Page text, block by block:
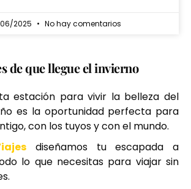
2025 No hay comentarios
de que llegue el invierno
estación para vivir la belleza del
es la oportunidad perfecta para
con los tuyos y con el mundo.
diseñamos tu escapada a
lo que necesitas para viajar sin